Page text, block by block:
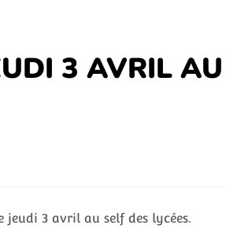
3 AVRIL AU
jeudi 3 avril au self des lycées.